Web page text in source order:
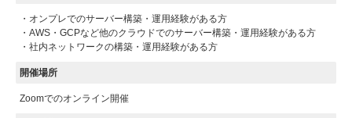
・オンプレでのサーバー構築・運用経験がある方
・AWS・GCPなど他のクラウドでのサーバー構築・運用経験がある方
・社内ネットワークの構築・運用経験がある方
開催場所
Zoomでのオンライン開催